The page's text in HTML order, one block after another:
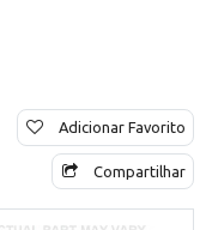
Adicionar Favorito
Compartilhar